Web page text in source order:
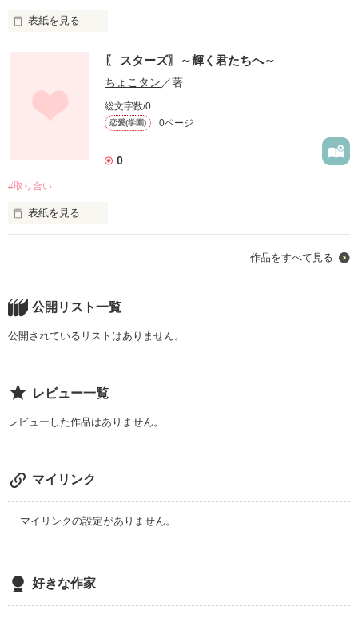
表紙を見る
意味が分からなくても初めてだから仕方ないかぁという目線で
見ていただけないでしょうか。お願いします。
〖 スターズ〗～輝く君たちへ～
ちょこタン ／著
総文字数/0
恋愛(学園) 0ページ
0
#取り合い
表紙を見る
登場人物
主人公:城下咲  薫 (女)
            花屋敷  香 (男)
作品をすべて見る
公開リスト一覧
公開されているリストはありません。
レビュー一覧
レビューした作品はありません。
マイリンク
マイリンクの設定がありません。
好きな作家